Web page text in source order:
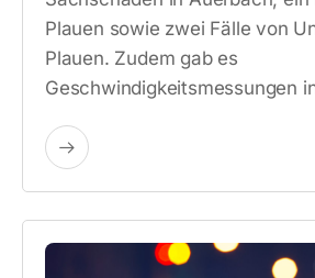
Plauen sowie zwei Fälle von
Plauen. Zudem gab es
Geschwindigkeitsmessungen